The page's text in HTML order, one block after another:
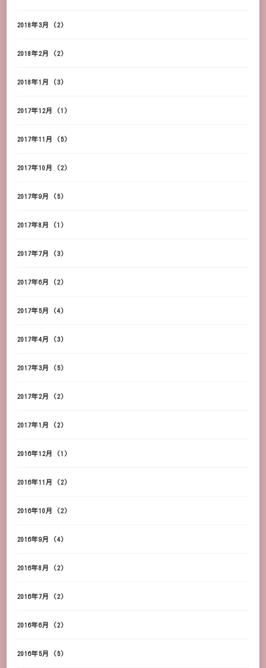
2018年3月 (2)
2018年2月 (2)
2018年1月 (3)
2017年12月 (1)
2017年11月 (5)
2017年10月 (2)
2017年9月 (5)
2017年8月 (1)
2017年7月 (3)
2017年6月 (2)
2017年5月 (4)
2017年4月 (3)
2017年3月 (5)
2017年2月 (2)
2017年1月 (2)
2016年12月 (1)
2016年11月 (2)
2016年10月 (2)
2016年9月 (4)
2016年8月 (2)
2016年7月 (2)
2016年6月 (2)
2016年5月 (5)